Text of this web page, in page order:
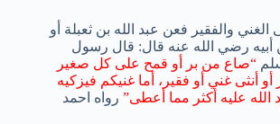
والفقير فعن عبد الله بن ثعبلة أو
أبيه رضي الله عنه قال: قال رسول
“صاع من بر أو قمح على كل صغير
أو أنثى غني أو فقير، أما غنيكم فيزكيه
الله عليه أكثر مما أعطى” رواه احمد